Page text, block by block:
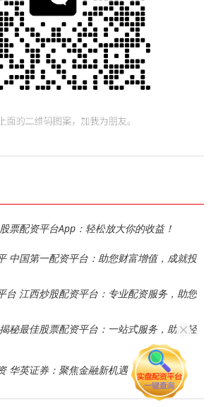
票配资平台App：轻松放大你的收益！
中国第一配资平台：助您财富增值，成就投
台 江西炒股配资平台：专业配资服务，助您
秘最佳股票配资平台：一站式服务，助您轻
华英证券：聚焦金融新机遇